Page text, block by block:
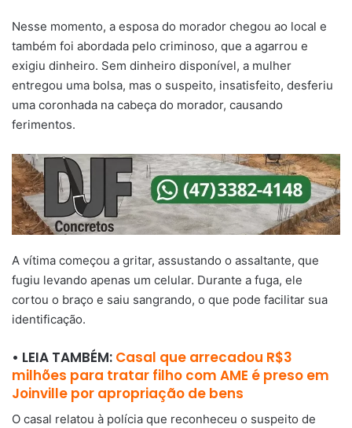
Nesse momento, a esposa do morador chegou ao local e
também foi abordada pelo criminoso, que a agarrou e
exigiu dinheiro. Sem dinheiro disponível, a mulher
entregou uma bolsa, mas o suspeito, insatisfeito, desferiu
uma coronhada na cabeça do morador, causando
ferimentos.
A vítima começou a gritar, assustando o assaltante, que
fugiu levando apenas um celular. Durante a fuga, ele
cortou o braço e saiu sangrando, o que pode facilitar sua
identificação.
• LEIA TAMBÉM: Casal que arrecadou R$3
milhões para tratar filho com AME é preso em
Joinville por apropriação de bens
O casal relatou à polícia que reconheceu o suspeito de